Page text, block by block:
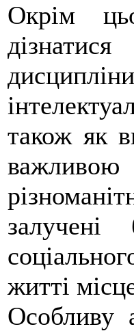
Окрім
також як
важливою
житті
Особливу